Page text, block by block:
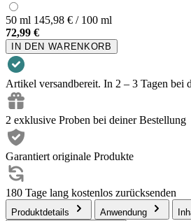
50 ml 145,98 € / 100 ml
72,99 €
IN DEN WARENKORB
Artikel versandbereit. In 2 – 3 Tagen bei
2 exklusive Proben bei deiner Bestellung
Garantiert originale Produkte
180 Tage lang kostenlos zurücksenden
Produktdetails Anwendung